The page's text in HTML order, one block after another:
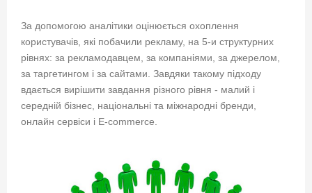
За допомогою аналітики оцінюється охоплення
користувачів, які побачили рекламу, на 5-и структурних
рівнях: за рекламодавцем, за компаніями, за джерелом,
за таргетингом і за сайтами. Завдяки такому підходу
вдається вирішити завдання різного рівня - малий і
середній бізнес, національні та міжнародні бренди,
онлайн сервіси і E-commerce.